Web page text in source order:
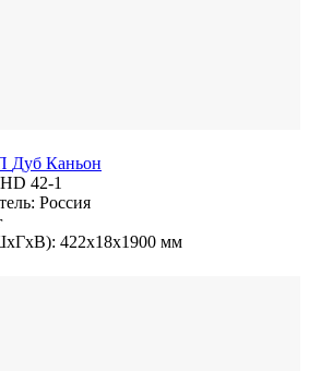
Дуб Каньон
42-1
Россия
422x18x1900 мм